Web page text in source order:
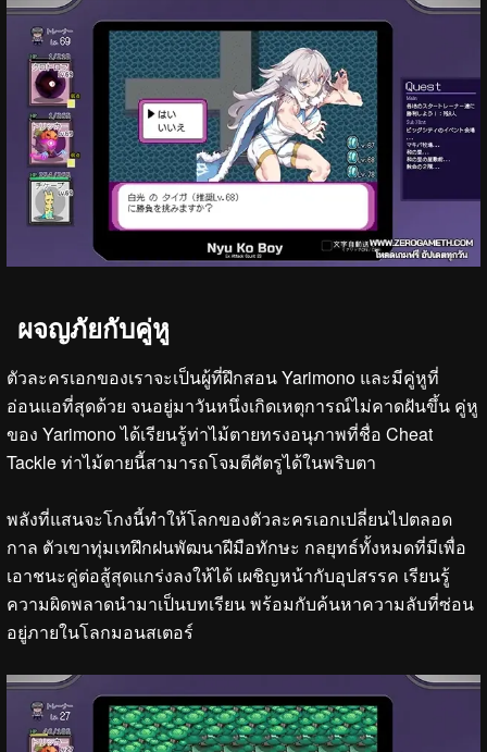
ผจญภัยกับคู่หู
ตัวละครเอกของเราจะเป็นผู้ที่ฝึกสอน Yarimono และมีคู่หูที่
อ่อนแอที่สุดด้วย จนอยู่มาวันหนึ่งเกิดเหตุการณ์ไม่คาดฝันขึ้น คู่หู
ของ Yarimono ได้เรียนรู้ท่าไม้ตายทรงอนุภาพที่ชื่อ Cheat
Tackle ท่าไม้ตายนี้สามารถโจมตีศัตรูได้ในพริบตา
พลังที่แสนจะโกงนี้ทำให้โลกของตัวละครเอกเปลี่ยนไปตลอด
กาล ตัวเขาทุ่มเทฝึกฝนพัฒนาฝีมือทักษะ กลยุทธ์ทั้งหมดที่มีเพื่อ
เอาชนะคู่ต่อสู้สุดแกร่งลงให้ได้ เผชิญหน้ากับอุปสรรค เรียนรู้
ความผิดพลาดนำมาเป็นบทเรียน พร้อมกับค้นหาความลับที่ซ่อน
อยู่ภายในโลกมอนสเตอร์